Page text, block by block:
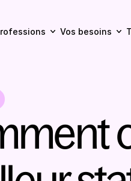
Vos besoins